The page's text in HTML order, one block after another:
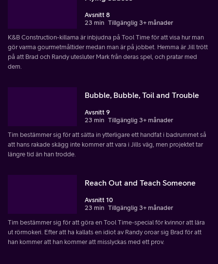
Avsnitt 8
23 min Tillgänglig 3+ månader
K&B Construction-killarna är inbjudna på Tool Time för att visa hur man
gör varma gourmetmåltider medan man är på jobbet. Hemma är Jill trött
på att Brad och Randy utesluter Mark från deras spel, och pratar med
dem.
Bubble, Bubble, Toil and Trouble
Avsnitt 9
23 min Tillgänglig 3+ månader
Tim bestämmer sig för att sätta in ytterligare ett handfat i badrummet så
att hans rakade skägg inte kommer att vara i Jills väg, men projektet tar
längre tid än han trodde.
Reach Out and Teach Someone
Avsnitt 10
23 min Tillgänglig 3+ månader
Tim bestämmer sig för att göra en Tool Time-special för kvinnor att lära
ut rörmokeri. Efter att ha kallats en idiot av Randy oroar sig Brad för att
han kommer att han kommer att misslyckas med ett prov.